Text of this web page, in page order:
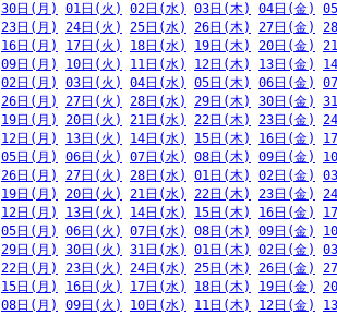
30日(月) 01日(火) 02日(水) 03日(木) 04日(金)
23日(月) 24日(火) 25日(水) 26日(木) 27日(金)
16日(月) 17日(火) 18日(水) 19日(木) 20日(金)
09日(月) 10日(火) 11日(水) 12日(木) 13日(金)
02日(月) 03日(火) 04日(水) 05日(木) 06日(金)
26日(月) 27日(火) 28日(水) 29日(木) 30日(金)
19日(月) 20日(火) 21日(水) 22日(木) 23日(金)
12日(月) 13日(火) 14日(水) 15日(木) 16日(金)
05日(月) 06日(火) 07日(水) 08日(木) 09日(金)
26日(月) 27日(火) 28日(水) 01日(木) 02日(金)
19日(月) 20日(火) 21日(水) 22日(木) 23日(金)
12日(月) 13日(火) 14日(水) 15日(木) 16日(金)
05日(月) 06日(火) 07日(水) 08日(木) 09日(金)
29日(月) 30日(火) 31日(水) 01日(木) 02日(金)
22日(月) 23日(火) 24日(水) 25日(木) 26日(金)
15日(月) 16日(火) 17日(水) 18日(木) 19日(金)
08日(月) 09日(火) 10日(水) 11日(木) 12日(金)